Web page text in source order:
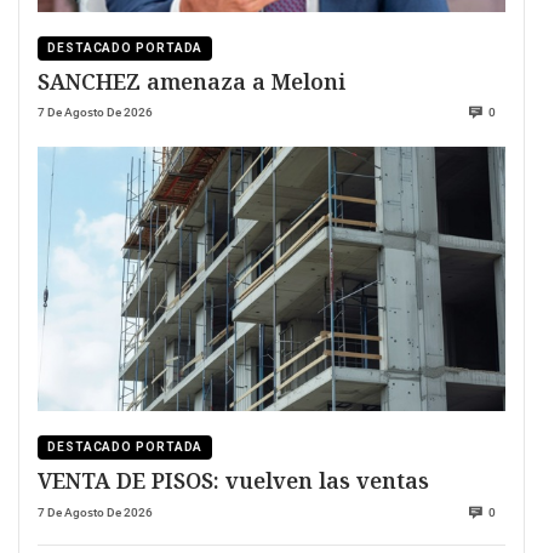
DESTACADO PORTADA
SANCHEZ amenaza a Meloni
7 De Agosto De 2026 0
DESTACADO PORTADA
VENTA DE PISOS: vuelven las ventas
7 De Agosto De 2026 0